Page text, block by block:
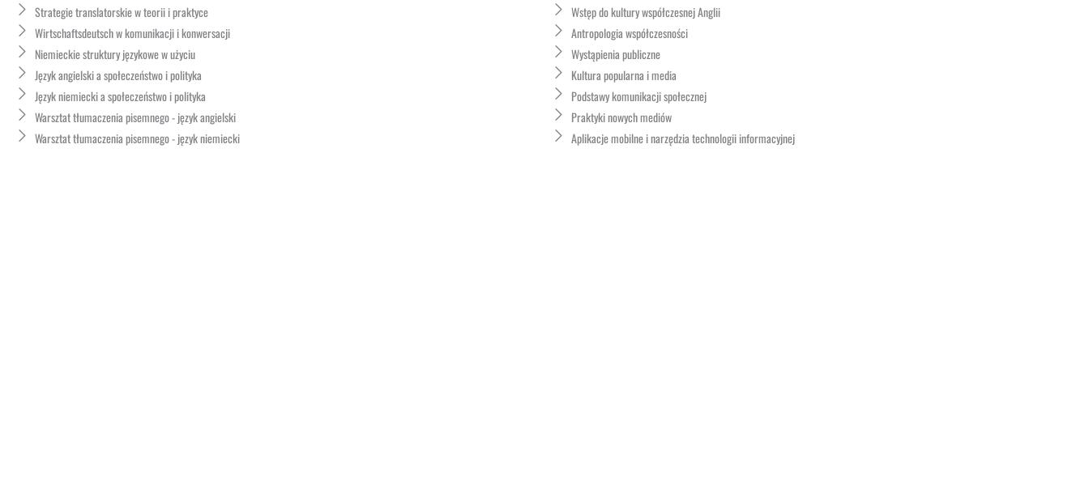
Strategie translatorskie w teorii i praktyce
Wirtschaftsdeutsch w komunikacji i konwersacji
Niemieckie struktury językowe w użyciu
Język angielski a społeczeństwo i polityka
Język niemiecki a społeczeństwo i polityka
Warsztat tłumaczenia pisemnego - język angielski
Warsztat tłumaczenia pisemnego - język niemiecki
Wstęp do kultury współczesnej Anglii
Antropologia współczesności
Wystąpienia publiczne
Kultura popularna i media
Podstawy komunikacji społecznej
Praktyki nowych mediów
Aplikacje mobilne i narzędzia technologii informacyjnej